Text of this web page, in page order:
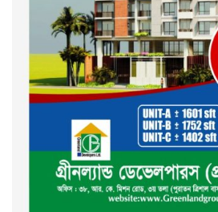
২০২৪ এর
কবর জিয়ারত
ময়মনসিংহ